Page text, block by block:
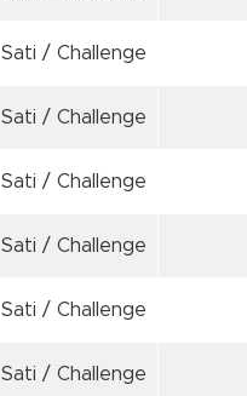
Sati / Challenge
Sati / Challenge
Sati / Challenge
Sati / Challenge
Sati / Challenge
Sati / Challenge